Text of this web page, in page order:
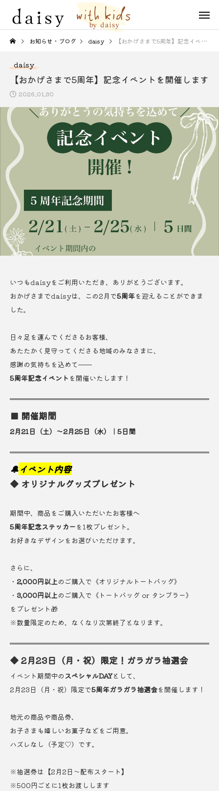
お知らせ・ブログ daisy 【おかげさまで5周年】記念イベントを開催します
daisy
【おかげさまで5周年】記念イベントを開催します
2026.01.30
いつもdaisyをご利用いただき、ありがとうございます。
おかげさまでdaisyは、この2月で5周年を迎えることができま
した。
日々足を運んでくださるお客様、
あたたかく見守ってくださる地域のみなさまに、
感謝の気持ちを込めて——
5周年記念イベント を開催いたします！
■ 開催期間
2月21日（土）〜2月25日（水）｜5日間
🔔イベント内容
◆ オリジナルグッズプレゼント
期間中、商品をご購入いただいたお客様へ
5周年記念ステッカーを1枚プレゼント。
お好きなデザインをお選びいただけます。
さらに、
・ 2,000円以上のご購入で《オリジナルトートバッグ》
・ 3,000円以上のご購入で《トートバッグ or タンブラー》
をプレゼント🎁
※数量限定のため、なくなり次第終了となります。
◆ 2月23日（月・祝）限定！ガラガラ抽選会
イベント期間中の スペシャルDAYとして、
2月23日（月・祝）限定で5周年ガラガラ抽選会を開催します！
地元の商品や商品券、
お子さまも嬉しいお菓子などをご用意。
ハズレなし（予定♡）です。
※抽選券は【2月2日〜配布スタート】
※500円ごとに1枚お渡しします